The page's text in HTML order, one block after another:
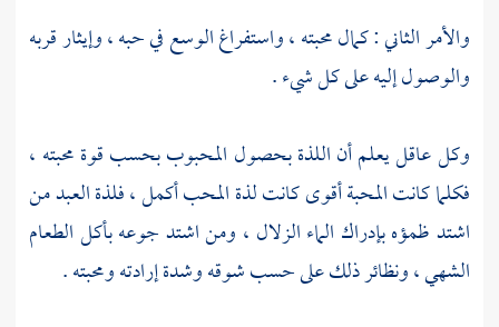
والأمر الثاني : كمال محبته ، واستفراغ الوسع في حبه ، وإيثار قربه
والوصول إليه على كل شيء .
وكل عاقل يعلم أن اللذة بحصول المحبوب بحسب قوة محبته ،
فكلما كانت المحبة أقوى كانت لذة المحب أكمل ، فلذة العبد من
اشتد ظمؤه بإدراك الماء الزلال ، ومن اشتد جوعه بأكل الطعام
الشهي ، ونظائر ذلك على حسب شوقه وشدة إرادته ومحبته .